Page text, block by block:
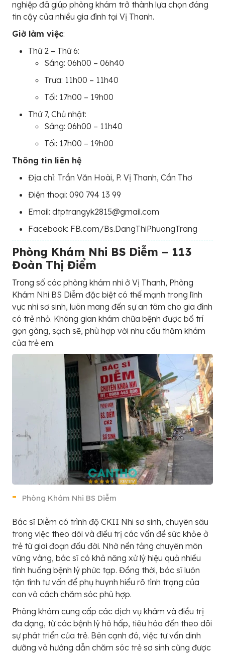
nghiệp đã giúp phòng khám trở thành lựa chọn đáng
tin cậy của nhiều gia đình tại Vị Thanh.
Giờ làm việc:
Thứ 2 – Thứ 6:
Sáng: 06h00 – 06h40
Trưa: 11h00 – 11h40
Tối: 17h00 – 19h00
Thứ 7, Chủ nhật:
Sáng: 06h00 – 11h40
Tối: 17h00 – 19h00
Thông tin liên hệ
Địa chỉ: Trần Văn Hoài, P. Vị Thanh, Cần Thơ
Điện thoại: 090 794 13 99
Email: dtptrangyk2815@gmail.com
Facebook: FB.com/Bs.DangThiPhuongTrang
Phòng Khám Nhi BS Diễm – 113
Đoàn Thị Điểm
Trong số các phòng khám nhi ở Vị Thanh, Phòng
Khám Nhi BS Diễm đặc biệt có thế mạnh trong lĩnh
vực nhi sơ sinh, luôn mang đến sự an tâm cho gia đình
có trẻ nhỏ. Không gian khám chữa bệnh được bố trí
gọn gàng, sạch sẽ, phù hợp với nhu cầu thăm khám
của trẻ em.
Phòng Khám Nhi BS Diễm
Bác sĩ Diễm có trình độ CKII Nhi sơ sinh, chuyên sâu
trong việc theo dõi và điều trị các vấn đề sức khỏe ở
trẻ từ giai đoạn đầu đời. Nhờ nền tảng chuyên môn
vững vàng, bác sĩ có khả năng xử lý hiệu quả nhiều
tình huống bệnh lý phức tạp. Đồng thời, bác sĩ luôn
tận tình tư vấn để phụ huynh hiểu rõ tình trạng của
con và cách chăm sóc phù hợp.
Phòng khám cung cấp các dịch vụ khám và điều trị
đa dạng, từ các bệnh lý hô hấp, tiêu hóa đến theo dõi
sự phát triển của trẻ. Bên cạnh đó, việc tư vấn dinh
dưỡng và hướng dẫn chăm sóc trẻ sơ sinh cũng được